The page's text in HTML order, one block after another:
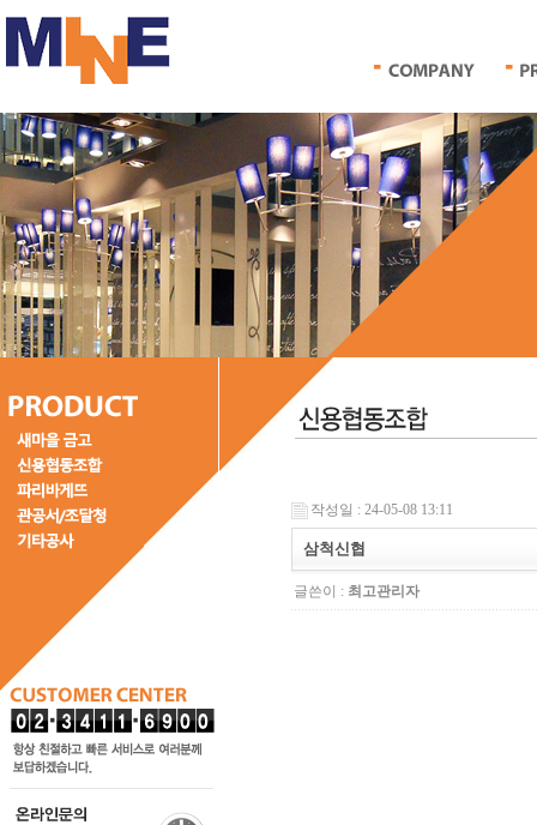
작성일 : 24-05-08 13:11
삼척신협
글쓴이 : 최고관리자